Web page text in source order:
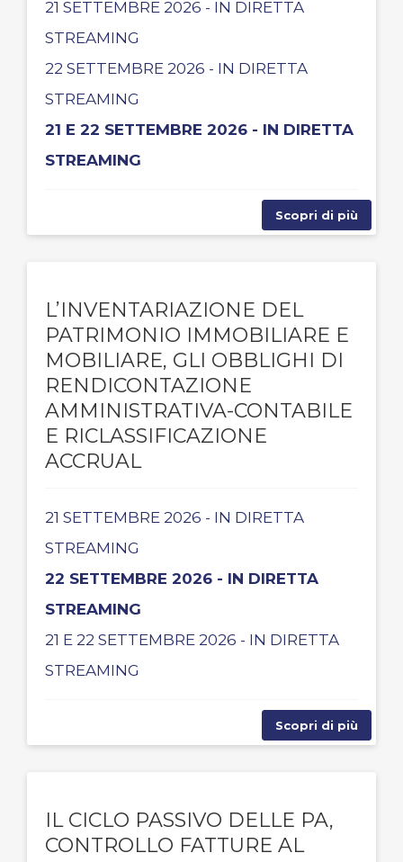
21 SETTEMBRE 2026 - IN DIRETTA
STREAMING
22 SETTEMBRE 2026 - IN DIRETTA
STREAMING
21 E 22 SETTEMBRE 2026 - IN DIRETTA
STREAMING
Scopri di più
L’INVENTARIAZIONE DEL
PATRIMONIO IMMOBILIARE E
MOBILIARE, GLI OBBLIGHI DI
RENDICONTAZIONE
AMMINISTRATIVA-CONTABILE
E RICLASSIFICAZIONE
ACCRUAL
21 SETTEMBRE 2026 - IN DIRETTA
STREAMING
22 SETTEMBRE 2026 - IN DIRETTA
STREAMING
21 E 22 SETTEMBRE 2026 - IN DIRETTA
STREAMING
Scopri di più
IL CICLO PASSIVO DELLE PA,
CONTROLLO FATTURE AL